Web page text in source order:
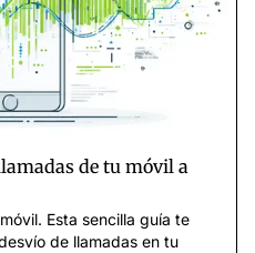
de tu móvil a
Esta sencilla guía te
de llamadas en tu